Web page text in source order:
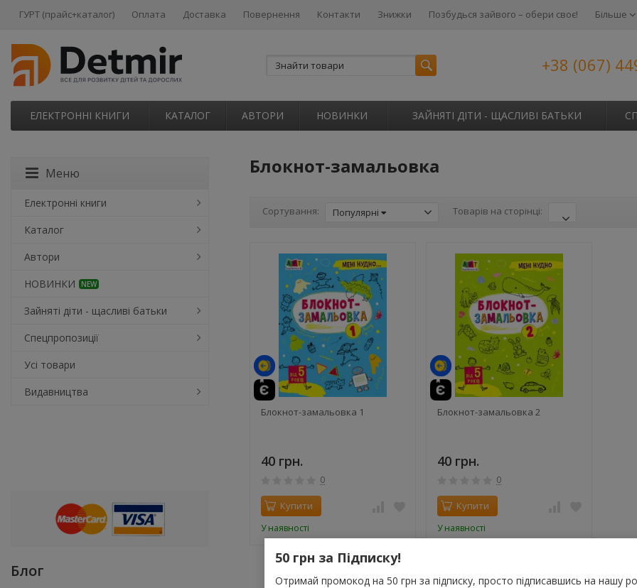
ГУРТ (прайс+каталог) Оплата Доставка Повернення Контакти Знижки Позбудься зайвого – обери своє! Більше
+38 (067)
ЕЛЕКТРОННІ КНИГИ КАТАЛОГ АВТОРИ НОВИНКИ ЗАЙНЯТІ ДІТИ - ЩАСЛИВІ БАТЬКИ
Блокнот-замальовка
Сортування: Популярні Товарів на сторінці:
Блокнот-замальовка 1
40 грн.
0
Купити
У наявності
Блокнот-замальовка 2
40 грн.
0
Купити
У наявності
Меню
Електронні книги
Каталог
Автори
НОВИНКИ
NEW
Зайняті діти - щасливі батьки
Спецпропозиції
Усі товари
Видавництва
Блог
50 грн за Підписку!
Отримай промокод на 50 грн за підписку, просто підписавшись на нашу